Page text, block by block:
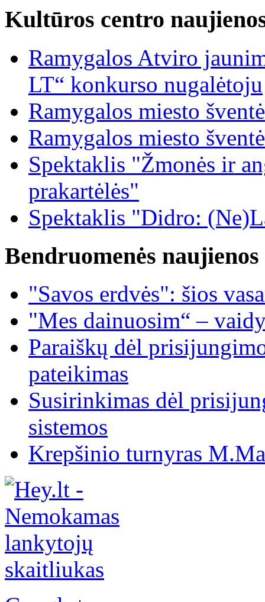
Kultūros centro
Ramygalos Atviro
LT“ konkurso nugalėtoju
Ramygalos miesto šventė
Ramygalos miesto šventė
Spektaklis "Žmonės ir
prakartėlės"
Spektaklis "Didro:
Bendruomenės naujienos
"Savos erdvės": šios
"Mes dainuosim“ –
Paraiškų dėl
pateikimas
Susirinkimas dėl
sistemos
Krepšinio turnyras